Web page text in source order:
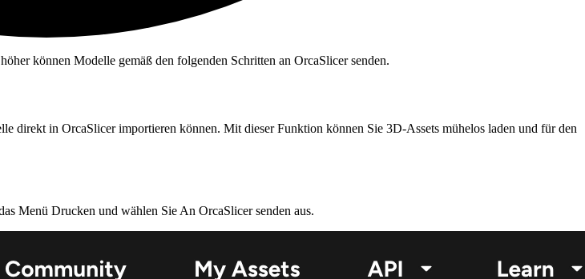
können Modelle gemäß den folgenden Schritten an OrcaSlicer senden.
direkt in OrcaSlicer importieren können. Mit dieser Funktion können Sie 3D-Assets mühelos laden und für den
Menü Drucken und wählen Sie An OrcaSlicer senden aus.